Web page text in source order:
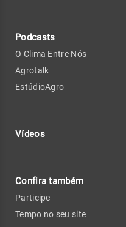
Podcasts
O Clima Entre Nós
Agrotalk
EstúdioAgro
Vídeos
Confira também
Participe
Tempo no seu site